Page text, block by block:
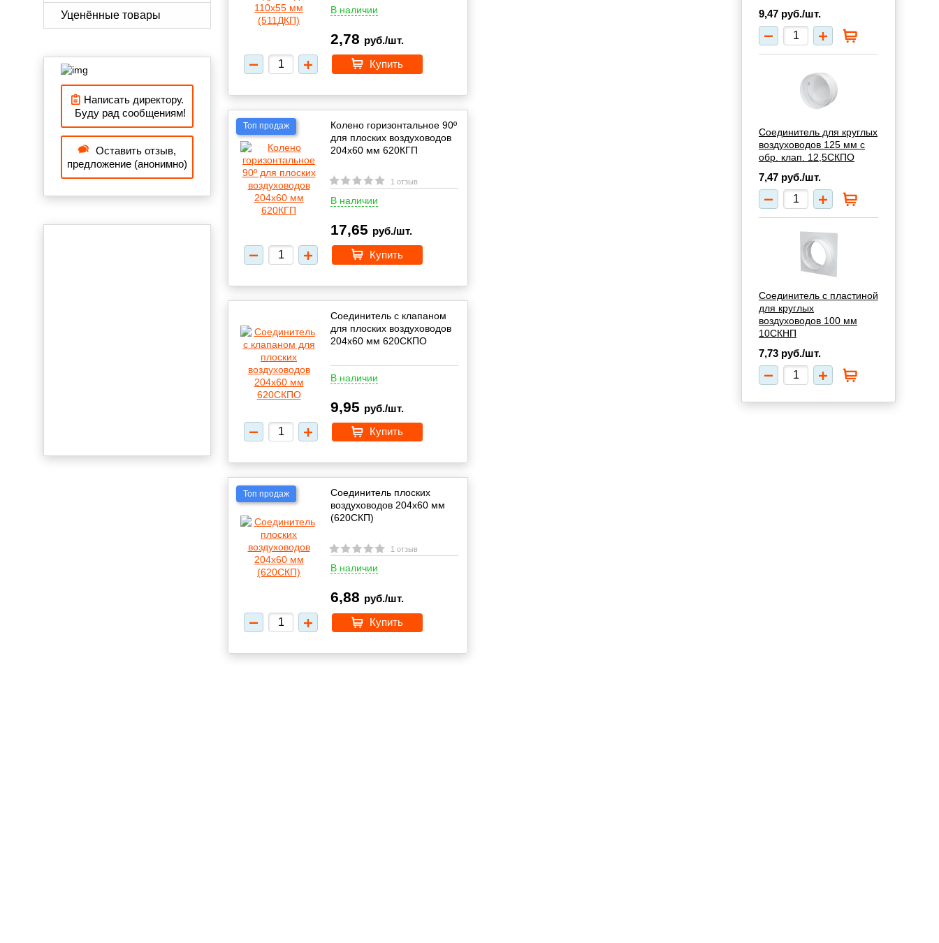
Уценённые товары
Написать директору.
Буду рад сообщениям!
Оставить отзыв,
предложение (анонимно)
В наличии
2,78 руб./шт.
Купить
Топ продаж
Колено горизонтальное 90º
для плоских воздуховодов
204х60 мм 620КГП
1 отзыв
В наличии
17,65 руб./шт.
Купить
Соединитель с клапаном
для плоских воздуховодов
204х60 мм 620СКПО
В наличии
9,95 руб./шт.
Купить
Топ продаж
Соединитель плоских
воздуховодов 204х60 мм
(620СКП)
1 отзыв
В наличии
6,88 руб./шт.
Купить
9,47 руб./шт.
Соединитель для круглых
воздуховодов 125 мм с
обр. клап. 12,5СКПО
7,47 руб./шт.
Соединитель с пластиной
для круглых
воздуховодов 100 мм
10СКНП
7,73 руб./шт.